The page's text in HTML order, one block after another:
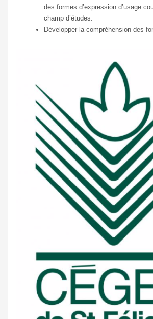
des formes d’expression d’usage
champ d’études.
Développer la compréhension des